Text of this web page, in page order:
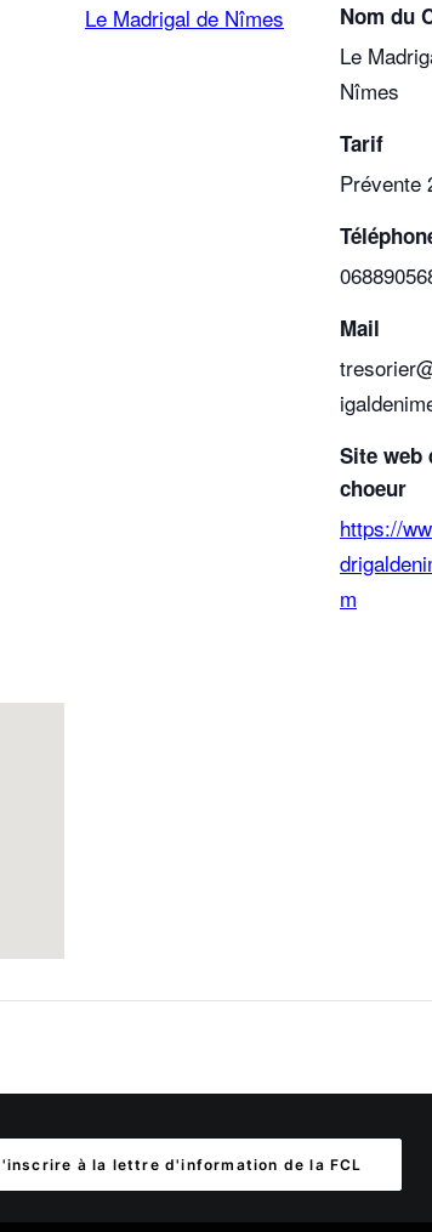
Le Madrigal de Nîmes Nom du
Le
Nîmes
Tarif
Prévente
Mail
Site web
choeur
https://
m
à la lettre d'information de la FCL